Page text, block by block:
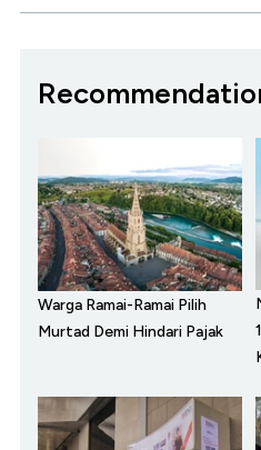
Warga Ramai-Ramai Pilih
Murtad Demi Hindari Pajak